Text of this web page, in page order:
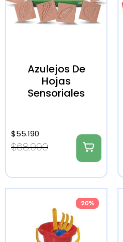
Azulejos De
Hojas
Sensoriales
$68.990
$55.190
20%